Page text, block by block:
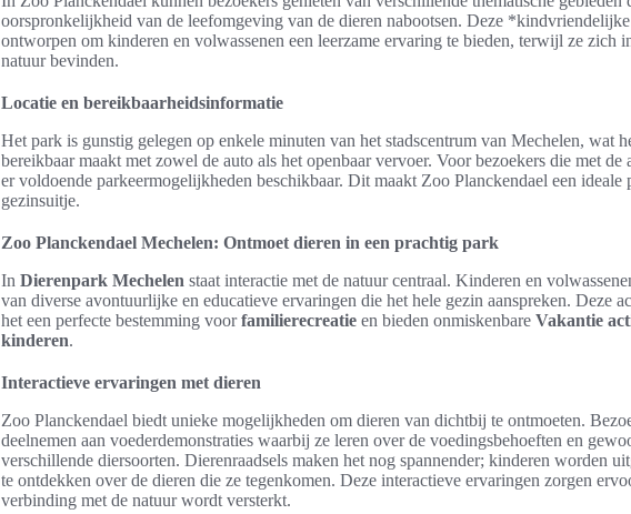
oorspronkelijkheid van de leefomgeving van de dieren nabootsen. Deze
ontworpen om kinderen en volwassenen een leerzame ervaring te bieden, terwijl ze zich
natuur bevinden.
Locatie en bereikbaarheidsinformatie
Het park is gunstig gelegen op enkele minuten van het stadscentrum van Mechelen, wat
bereikbaar maakt met zowel de auto als het openbaar vervoer. Voor bezoekers die met de
er voldoende parkeermogelijkheden beschikbaar. Dit maakt Zoo Planckendael een ideale
gezinsuitje.
Zoo Planckendael Mechelen: Ontmoet dieren in een prachtig park
In Dierenpark Mechelen staat interactie met de natuur centraal. Kinderen en
van diverse avontuurlijke en educatieve ervaringen die het hele gezin aanspreken. Deze
het een perfecte bestemming voorfamilierecreatie en bieden onmiskenbare Vakantie
kinderen.
Interactieve ervaringen met dieren
Zoo Planckendael biedt unieke mogelijkheden om dieren van dichtbij te ontmoeten.
deelnemen aan voederdemonstraties waarbij ze leren over de voedingsbehoeften en
verschillende diersoorten. Dierenraadsels maken het nog spannender; kinderen worden
te ontdekken over de dieren die ze tegenkomen. Deze interactieve ervaringen zorgen
verbinding met de natuur wordt versterkt.